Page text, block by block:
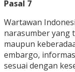
Pasal 7
Wartawan
narasumber yang
maupun
embargo,
sesuai dengan